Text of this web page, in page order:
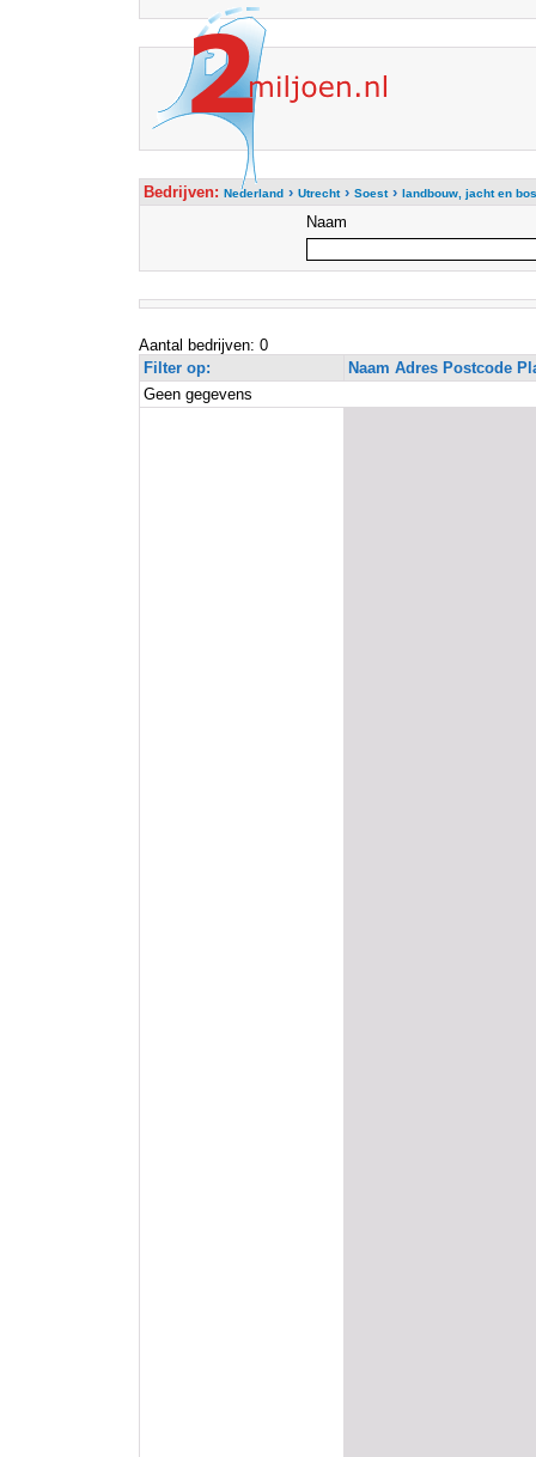
Bedrijven: Nederland› Utrecht› Soest› landbouw, jacht en
Naam
Aantal bedrijven: 0
Filter op:
Naam Adres Postcode
Geen gegevens